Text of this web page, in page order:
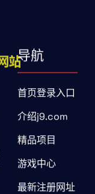
导航
首页登录入口
介绍j9.com
精品项目
游戏中心
最新注册网址